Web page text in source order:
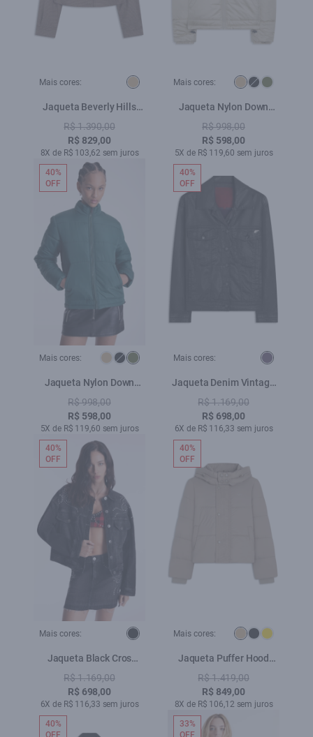
Mais cores:
Jaqueta Beverly Hills
Caqui
R$ 1.390,00
R$ 829,00
8X de R$ 103,62 sem juros
Mais cores:
Jaqueta Nylon Down
Constrate Ribbon Caqui
R$ 998,00
R$ 598,00
5X de R$ 119,60 sem juros
Mais cores:
Jaqueta Nylon Down
Constrate Ribbon Bottle
R$ 998,00
R$ 598,00
5X de R$ 119,60 sem juros
40%
OFF
Mais cores:
Jaqueta Denim Vintage
Ellus Beringela
R$ 1.169,00
R$ 698,00
6X de R$ 116,33 sem juros
40%
OFF
Mais cores:
Jaqueta Black Cros
Oversized Western 2014-
Lav. Black C/ Used
R$ 1.169,00
R$ 698,00
6X de R$ 116,33 sem juros
40%
OFF
Mais cores:
Jaqueta Puffer Hood
Caqui
R$ 1.419,00
R$ 849,00
8X de R$ 106,12 sem juros
40%
OFF
40%
OFF
33%
OFF